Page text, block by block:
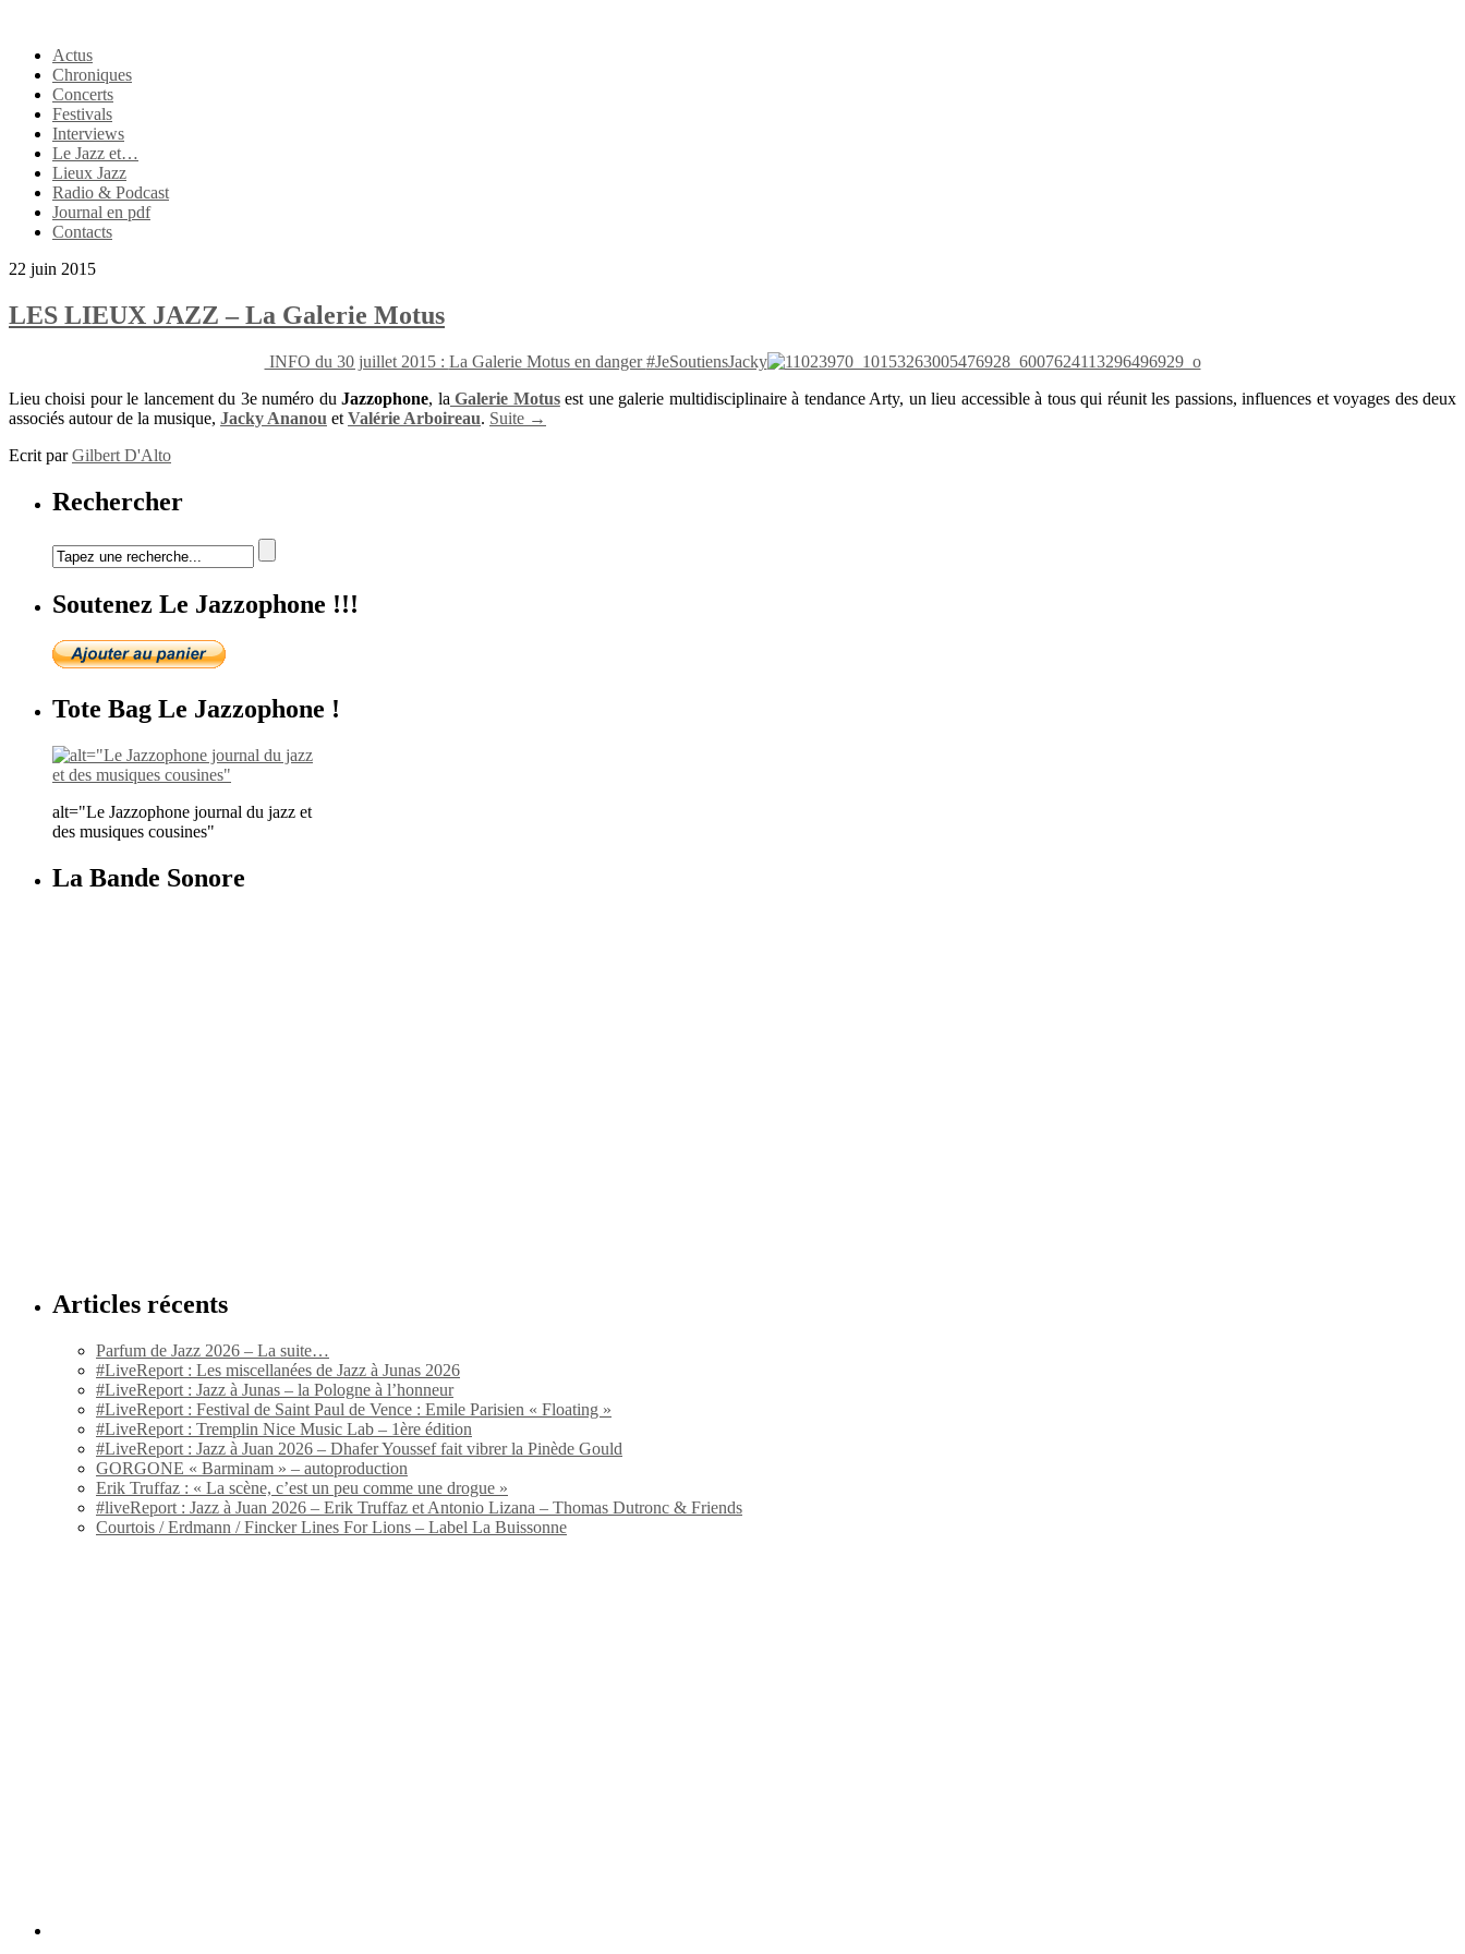
Actus
Chroniques
Concerts
Festivals
Interviews
Le Jazz et…
Lieux Jazz
Radio & Podcast
Journal en pdf
Contacts
22 juin 2015
LES LIEUX JAZZ – La Galerie Motus
INFO du 30 juillet 2015 : La Galerie Motus en danger#JeSoutiensJacky
Lieu choisi pour le lancement du 3e numéro duJazzophone, la Galerie Motusest une galerie multidisciplinaire à tendance Arty, un lieu accessible à tous qui réunit les passions, influences et voyages des deux
associés autour de la musique, Jacky Ananou et Valérie Arboireau. Suite →
Ecrit parGilbert D'Alto
Rechercher
Soutenez Le Jazzophone !!!
Tote Bag Le Jazzophone !
alt="Le Jazzophone journal du jazz et
des musiques cousines"
La Bande Sonore
Articles récents
Parfum de Jazz 2026 – La suite…
#LiveReport : Les miscellanées de Jazz à Junas 2026
#LiveReport : Jazz à Junas – la Pologne à l’honneur
#LiveReport : Festival de Saint Paul de Vence : Emile Parisien « Floating »
#LiveReport : Tremplin Nice Music Lab – 1ère édition
#LiveReport : Jazz à Juan 2026 – Dhafer Youssef fait vibrer la Pinède Gould
GORGONE « Barminam » – autoproduction
Erik Truffaz : « La scène, c’est un peu comme une drogue »
#liveReport : Jazz à Juan 2026 – Erik Truffaz et Antonio Lizana – Thomas Dutronc & Friends
Courtois / Erdmann / Fincker Lines For Lions – Label La Buissonne